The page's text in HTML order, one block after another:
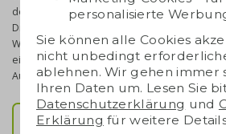
denn das saubere Finish, die solide
Druck der Taschen bieten Ihnen ein gutes
Wenn Sie die Tasche mit Ihrem Text oder
ein schönes und nachhaltiges Geschenk.
Auswahl der Taschen? Wenden Sie sich an
Top 5 beliebte Taschen
personalisierte
Sie können alle Cookies
nicht unbedingt
ablehnen. Wir gehen immer
Ihren Daten um. Lesen Sie
Datenschutzerklärung und
Erklärung für weitere